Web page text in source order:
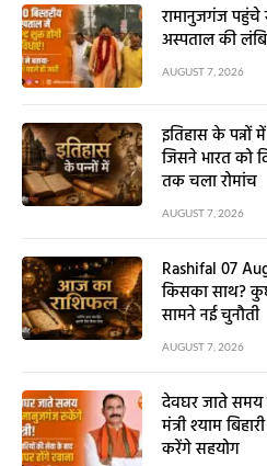
रामानुजगंज पहुंचे
अस्पताल की
AUGUST 7, 2026
इतिहास के
जिसने भारत को
तक चला रोमांच
AUGUST 7, 2026
Rashifal 07
किसका साथ?
सामने नई चुनौती
AUGUST 7, 2026
देवघर जाते
मंत्री श्याम
करेंगे सहयोग